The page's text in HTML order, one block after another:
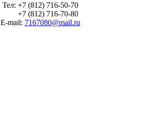
Тел: +7 (812) 716-50-70
+7 (812) 716-70-80
E-mail: 7167080@mail.ru